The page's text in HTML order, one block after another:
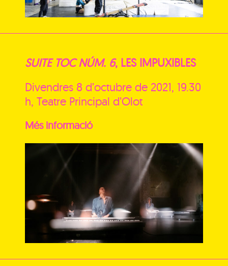
SUITE TOC NÚM. 6, LES IMPUXIBLES
Divendres 8 d’octubre de 2021, 19.30
h, Teatre Principal d’Olot
Més informació